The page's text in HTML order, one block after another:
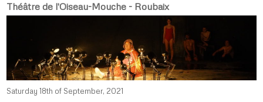
Théâtre de l'Oiseau-Mouche - Roubaix
Saturday 18th of September, 2021